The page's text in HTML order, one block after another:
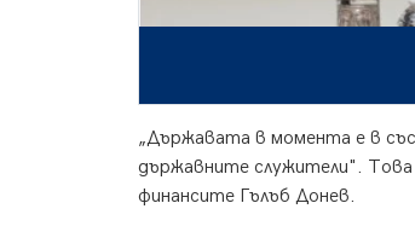
„Държавата в момента е в
държавните служители".
финансите Гълъб Донев.